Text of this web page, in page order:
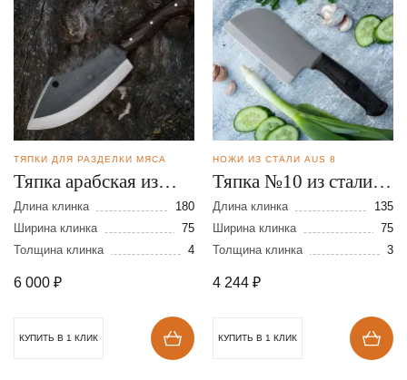
ТЯПКИ ДЛЯ РАЗДЕЛКИ МЯСА
Тяпка арабская из
стали N690
Длина клинка
180
Ширина клинка
75
Толщина клинка
4
6 000 ₽
КУПИТЬ В 1 КЛИК
НОЖИ ИЗ СТАЛИ AUS 8
Тяпка №10 из стали
AUS 8
Длина клинка
135
Ширина клинка
75
Толщина клинка
3
4 244 ₽
КУПИТЬ В 1 КЛИК